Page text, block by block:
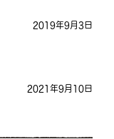
2019年9月3日
2021年9月10日